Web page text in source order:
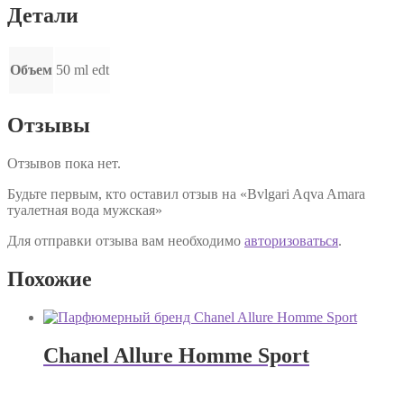
Детали
Объем 50 ml edt
Отзывы
Отзывов пока нет.
Будьте первым, кто оставил отзыв на «Bvlgari Aqva Amara
туалетная вода мужская»
Для отправки отзыва вам необходимо авторизоваться.
Похожие
Chanel Allure Homme Sport